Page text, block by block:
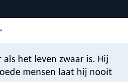
het leven zwaar is. Hij
mensen laat hij nooit